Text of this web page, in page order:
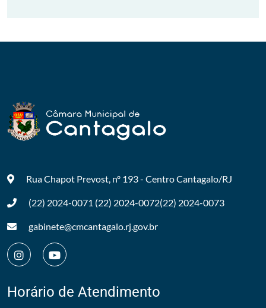
Rua Chapot Prevost, nº 193 - CentroCantagalo/RJ
(22) 2024-0071 (22) 2024-0072(22) 2024-0073
gabinete@cmcantagalo.rj.gov.br
Horário de Atendimento